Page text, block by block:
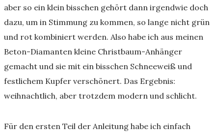
aber so ein klein bisschen gehört dann irgendwie doch
dazu, um in Stimmung zu kommen, so lange nicht grün
und rot kombiniert werden. Also habe ich aus meinen
Beton-Diamanten kleine Christbaum-Anhänger
gemacht und sie mit ein bisschen Schneeweiß und
festlichem Kupfer verschönert. Das Ergebnis:
weihnachtlich, aber trotzdem modern und schlicht.
Für den ersten Teil der Anleitung habe ich einfach